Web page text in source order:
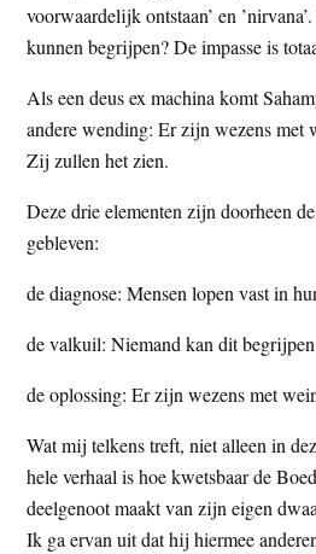
voorwaardelijk ontstaan’ en
kunnen begrijpen? De impasse is
Als een deus ex machina komt
andere wending: Er zijn wezens met
Zij zullen het zien.
Deze drie elementen zijn doorheen
gebleven:
de diagnose: Mensen lopen vast in
de valkuil: Niemand kan dit begrijpen
de oplossing: Er zijn wezens met
Wat mij telkens treft, niet alleen in
hele verhaal is hoe kwetsbaar de
deelgenoot maakt van zijn eigen
Ik ga ervan uit dat hij hiermee